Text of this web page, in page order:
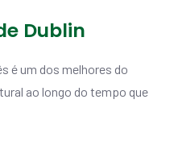
Dublin
é um dos melhores do
ao longo do tempo que